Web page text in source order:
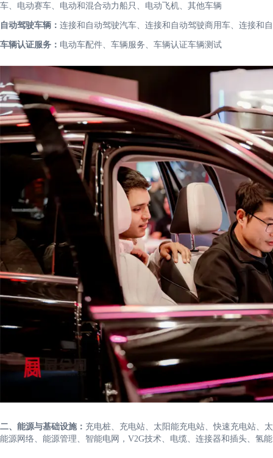
车、电动赛车、电动和混合动力船只、电动飞机、其他车辆
自动驾驶车辆： 连接和自动驾驶汽车、连接和自动驾驶商用车、连接和
车辆认证服务： 电动车配件、车辆服务、车辆认证车辆测试
二、能源与基础设施： 充电桩、充电站、太阳能充电站、快速充电站、
能源网络、能源管理、智能电网，V2G技术、电缆、连接器和插头、氢